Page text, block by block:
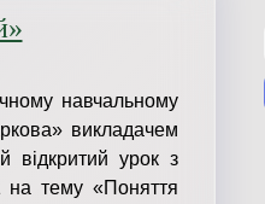
навчальному
викладачем
відкритий урок з
на тему «Поняття